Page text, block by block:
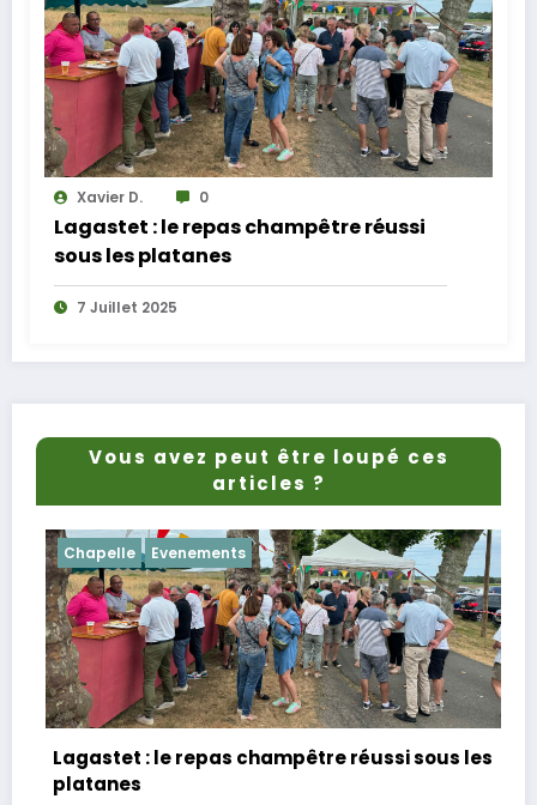
Xavier D. 0
Lagastet : le repas champêtre réussi
sous les platanes
7 Juillet 2025
Vous avez peut être loupé ces
articles ?
Actualités Chapelle Evenements